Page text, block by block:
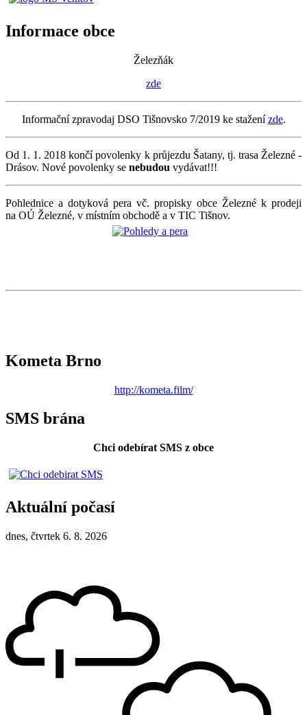
Informace obce
Železňák
zde
Informační zpravodaj DSO Tišnovsko 7/2019 ke staženízde.
Od 1. 1. 2018 končí povolenky k průjezdu Šatany, tj. trasa Železné -
Drásov. Nové povolenky se nebudou vydávat!!!
Pohlednice a dotyková pera vč. propisky obce Železné k prodeji
na OÚ Železné, v místním obchodě a v TIC Tišnov.
Kometa Brno
http://kometa.film/
SMS brána
Chci odebírat SMS z obce
Aktuální počasí
dnes, čtvrtek 6. 8. 2026